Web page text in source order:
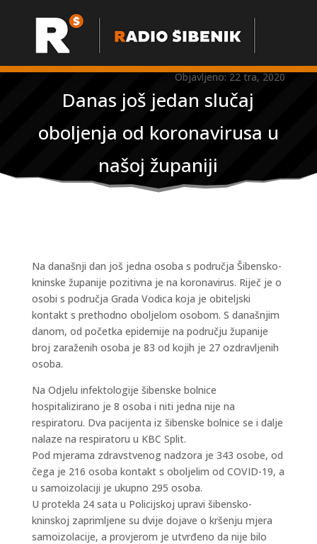
Objavljeno: 22 tra, 2020
Danas još jedan slučaj
oboljenja od koronavirusa u
našoj županiji
Na današnji dan još jedna osoba s područja Šibensko-
kninske županije pozitivna je na koronavirus. Riječ je o
osobi s područja Grada Vodica koja je obiteljski
kontakt s prethodno oboljelom osobom. S današnjim
danom, od početka epidemije na području županije
broj zaraženih osoba je 83 od kojih je 27 ozdravljenih
osoba.
Na Odjelu infektologije šibenske bolnice
hospitalizirano je 8 osoba i niti jedna nije na
respiratoru. Dva pacijenta iz šibenske bolnice se i dalje
nalaze na respiratoru u KBC Split.
Pod mjerama zdravstvenog nadzora je 343 osobe, od
čega je 216 osoba kontakt s oboljelim od COVID-19, a
u samoizolaciji je ukupno 295 osoba.
U protekla 24 sata u Policijskoj upravi šibensko-
kninskoj zaprimljene su dvije dojave o kršenju mjera
samoizolacije, a provjerom je utvrđeno da nije bilo